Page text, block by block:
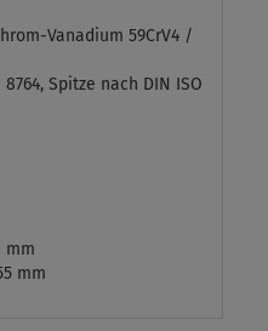
Vanadium 59CrV4 /
Spitze nach DIN ISO
mm
mm